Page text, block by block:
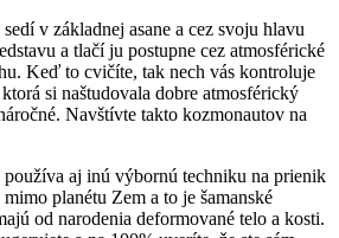
v základnej asane a cez svoju hlavu
a tlačí ju postupne cez atmosférické
Keď to cvičíte, tak nech vás kontroluje
si naštudovala dobre atmosférický
Navštívte takto kozmonautov na
používa aj inú výbornú techniku na prienik
planétu Zem a to je šamanské
od narodenia deformované telo a kosti.